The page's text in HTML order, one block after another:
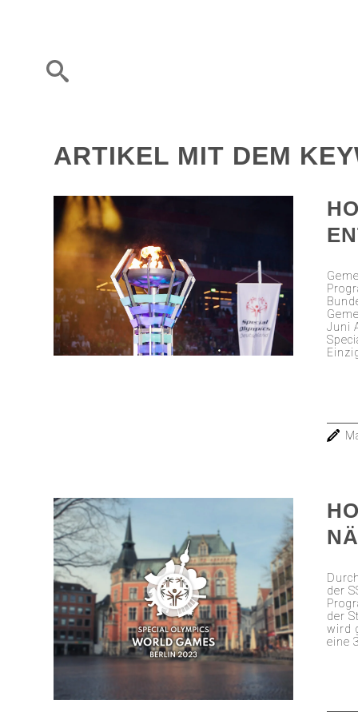
ARTIKEL MIT DEM
Juni
der
der
wird
eine